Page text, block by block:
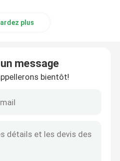
des erreurs de golf
golf
de club
plus
message
bientôt!